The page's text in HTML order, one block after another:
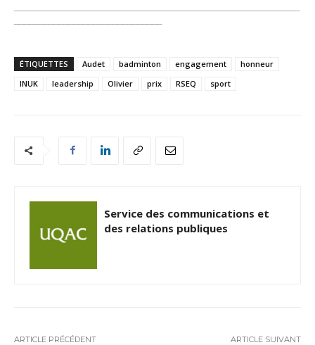
ÉTIQUETTES Audet badminton engagement
honneur
INUK
leadership Olivier prix RSEQ sport
Service des communications et
des relations publiques
ARTICLE PRÉCÉDENT ARTICLE SUIVANT